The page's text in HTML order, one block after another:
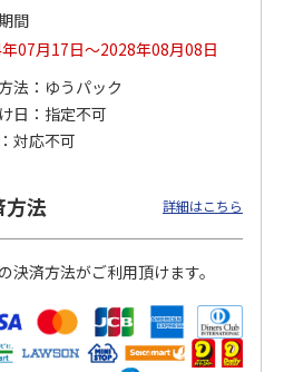
ット線香 虹のか
た フルーティフ
ーラルの香り
円
料別・税込)
鈴虫の経木 3枚入
間
07月17日～2028年08月08日
法
ゆうパック
日
指定不可
対応不可
方法 詳細はこちら
決済方法がご利用頂けます。